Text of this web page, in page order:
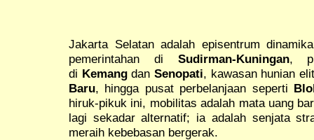
Jakarta Selatan adalah episentrum
pemerintahan di Sudirman-Kuningan,
di KemangdanSenopati, kawasan hunian
Baru, hingga pusat perbelanjaan seperti
hiruk-pikuk ini, mobilitas adalah mata uang
lagi sekadar alternatif; ia adalah senjata
meraih kebebasan bergerak.